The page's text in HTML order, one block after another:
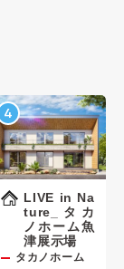
4
LIVE in Na
ture_タカ
ノホーム魚
津展示場
タカノホーム